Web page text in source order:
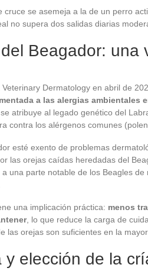
se asemeja a la de un perro
no supera dos salidas diarias
Beagador: una
Dermatology en abril de
a las alergias ambientales
se atribuye al legado genético del
contra los alérgenos comunes
esté exento de problemas
las orejas caídas heredadas del
una parte notable de los Beagles de
una implicación práctica: menos
, lo que reduce la carga de
las orejas son suficientes en la
y elección de la